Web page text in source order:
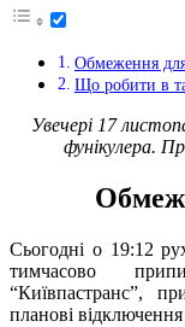
Обмеження
Що робити в
Увечері 17
фунікулера.
Сьогодні о 19:12
тимчасово
“Київпастранс”,
планові